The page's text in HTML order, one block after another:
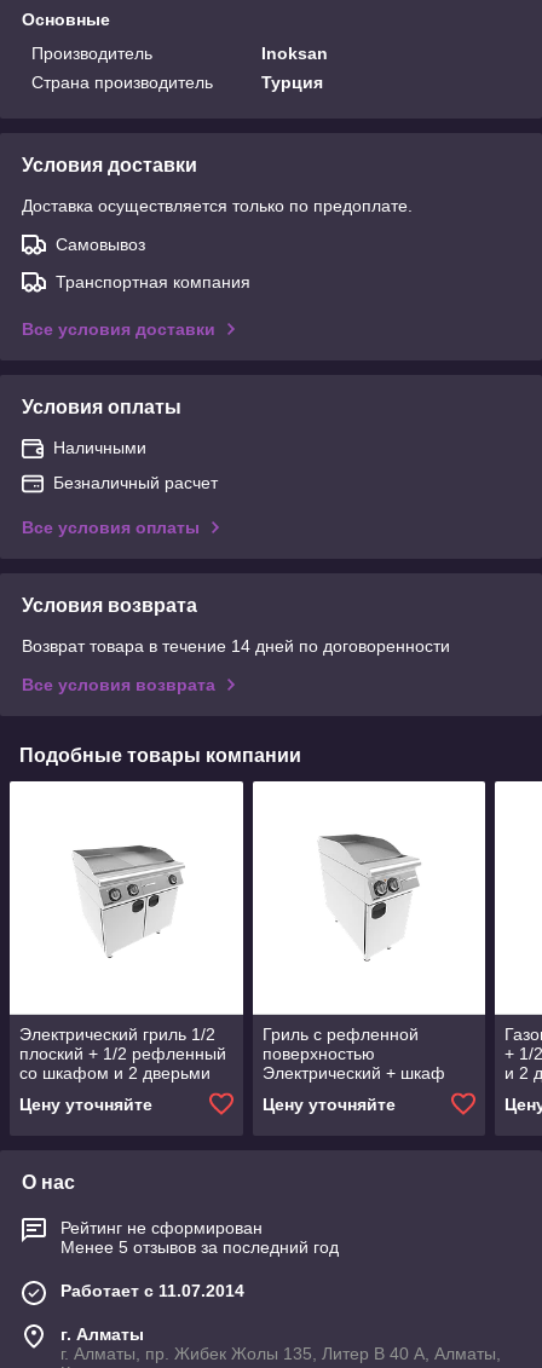
Основные
Производитель
Inoksan
Страна производитель
Турция
Условия доставки
Доставка осуществляется только по предоплате.
Самовывоз
Транспортная компания
Все условия доставки
Условия оплаты
Наличными
Безналичный расчет
Все условия оплаты
Условия возврата
Возврат товара в течение 14 дней по договоренности
Все условия возврата
Подобные товары компании
Электрический гриль 1/2
плоский + 1/2 рефленный
со шкафом и 2 дверьми
Цену уточняйте
Гриль с рефленной
поверхностью
Электрический + шкаф
Цену уточняйте
+ 1/
и 2
О нас
Рейтинг не сформирован
Менее 5 отзывов за последний год
Работает с 11.07.2014
г. Алматы
г. Алматы, пр. Жибек Жолы 135, Литер В 40 А, Алматы,